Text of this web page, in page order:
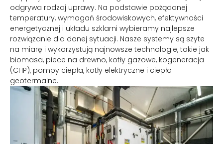
odgrywa rodzaj uprawy. Na podstawie pożądanej
temperatury, wymagań środowiskowych, efektywności
energetycznej i układu szklarni wybieramy najlepsze
rozwiązanie dla danej sytuacji. Nasze systemy są szyte
na miarę i wykorzystują najnowsze technologie, takie jak
biomasa, piece na drewno, kotły gazowe, kogeneracja
(CHP), pompy ciepła, kotły elektryczne i ciepło
geotermalne.